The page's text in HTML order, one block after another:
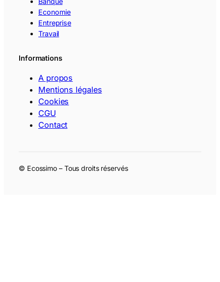
Economie
Entreprise
Travail
Informations
A propos
Mentions légales
Cookies
CGU
Contact
© Ecossimo – Tous droits réservés